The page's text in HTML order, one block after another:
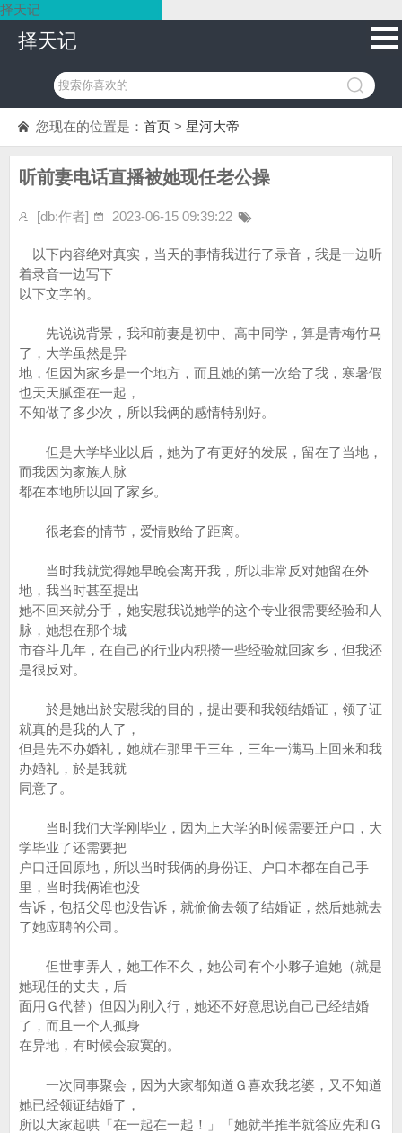
择天记
择天记
您现在的位置是： 首页 > 星河大帝
听前妻电话直播被她现任老公操
[db:作者] 2023-06-15 09:39:22
以下内容绝对真实，当天的事情我进行了录音，我是一边听
着录音一边写下
以下文字的。
先说说背景，我和前妻是初中、高中同学，算是青梅竹马
了，大学虽然是异
地，但因为家乡是一个地方，而且她的第一次给了我，寒暑假
也天天腻歪在一起，
不知做了多少次，所以我俩的感情特别好。
但是大学毕业以后，她为了有更好的发展，留在了当地，
而我因为家族人脉
都在本地所以回了家乡。
很老套的情节，爱情败给了距离。
当时我就觉得她早晚会离开我，所以非常反对她留在外
地，我当时甚至提出
她不回来就分手，她安慰我说她学的这个专业很需要经验和人
脉，她想在那个城
市奋斗几年，在自己的行业内积攒一些经验就回家乡，但我还
是很反对。
於是她出於安慰我的目的，提出要和我领结婚证，领了证
就真的是我的人了，
但是先不办婚礼，她就在那里干三年，三年一满马上回来和我
办婚礼，於是我就
同意了。
当时我们大学刚毕业，因为上大学的时候需要迁户口，大
学毕业了还需要把
户口迁回原地，所以当时我俩的身份证、户口本都在自己手
里，当时我俩谁也没
告诉，包括父母也没告诉，就偷偷去领了结婚证，然后她就去
了她应聘的公司。
但世事弄人，她工作不久，她公司有个小夥子追她（就是
她现任的丈夫，后
面用Ｇ代替）但因为刚入行，她还不好意思说自己已经结婚
了，而且一个人孤身
在异地，有时候会寂寞的。
一次同事聚会，因为大家都知道Ｇ喜欢我老婆，又不知道
她已经领证结婚了，
所以大家起哄「在一起在一起！」「她就半推半就答应先和Ｇ